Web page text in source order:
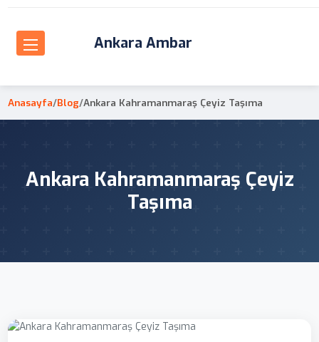
Ankara Ambar
Anasayfa/Blog/Ankara Kahramanmaraş Çeyiz Taşıma
Ankara Kahramanmaraş Çeyiz
Taşıma